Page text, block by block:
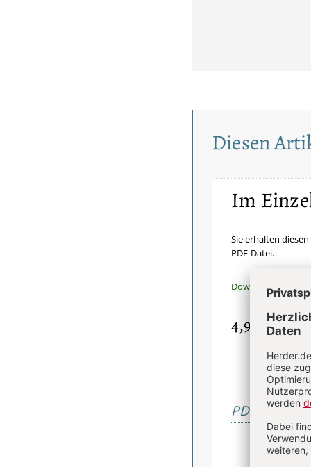
Diesen
Im
Sie erhalten
PDF-Datei.
Download sofort
4,90 €inkl.
PDF